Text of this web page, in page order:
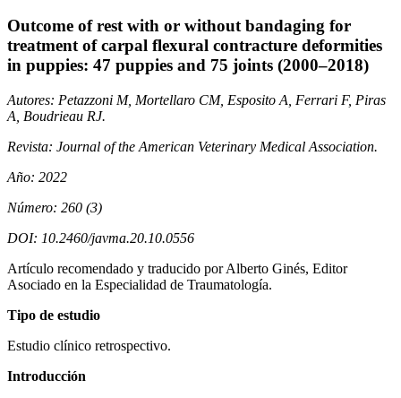
Outcome of rest with or without bandaging for
treatment of carpal flexural contracture deformities
in puppies: 47 puppies and 75 joints (2000–2018)
Autores: Petazzoni M, Mortellaro CM, Esposito A, Ferrari F, Piras
A, Boudrieau RJ.
Revista: Journal of the American Veterinary Medical Association.
Año: 2022
Número: 260 (3)
DOI: 10.2460/javma.20.10.0556
Artículo recomendado y traducido por Alberto Ginés, Editor
Asociado en la Especialidad de Traumatología.
Tipo de estudio
Estudio clínico retrospectivo.
Introducción